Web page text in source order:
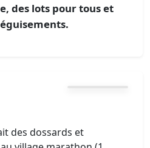
des lots pour tous et
des dossards et